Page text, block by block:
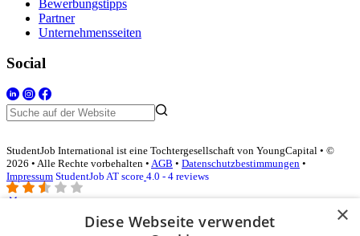
Bewerbungstipps
Partner
Unternehmensseiten
Social
StudentJob International ist eine Tochtergesellschaft von YoungCapital • ©
2026 • Alle Rechte vorbehalten • AGB • Datenschutzbestimmungen •
Impressum StudentJob AT score 4.0 - 4 reviews
×
Diese Webseite verwendet